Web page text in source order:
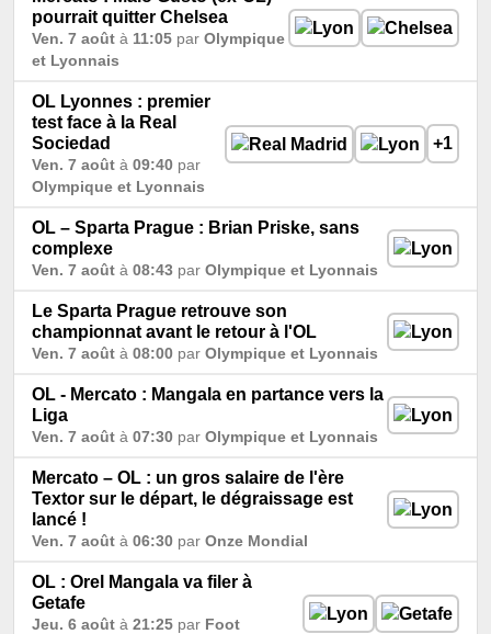
pourrait quitter Chelsea
Ven. 7 août à 11:05 par Olympique
et Lyonnais
OL Lyonnes : premier
test face à la Real
Sociedad
Ven. 7 août à 09:40 par
Olympique et Lyonnais
+1
OL – Sparta Prague : Brian Priske, sans
complexe
Ven. 7 août à 08:43 par Olympique et Lyonnais
Le Sparta Prague retrouve son
championnat avant le retour à l'OL
Ven. 7 août à 08:00 par Olympique et Lyonnais
OL - Mercato : Mangala en partance vers la
Liga
Ven. 7 août à 07:30 par Olympique et Lyonnais
Mercato – OL : un gros salaire de l'ère
Textor sur le départ, le dégraissage est
lancé !
Ven. 7 août à 06:30 par Onze Mondial
OL : Orel Mangala va filer à
Getafe
Jeu. 6 août à 21:25 par Foot